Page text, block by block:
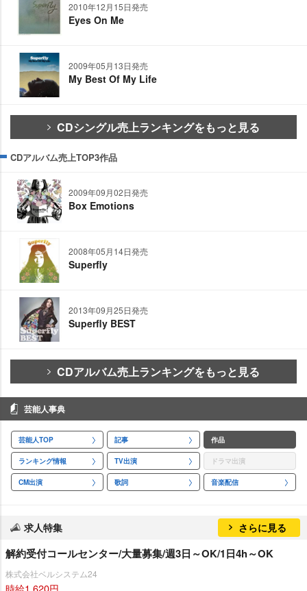
2010年12月15日発売
Eyes On Me
2009年05月13日発売
My Best Of My Life
CDシングル売上ランキングをもっと見る
CDアルバム売上TOP3作品
2009年09月02日発売
Box Emotions
2008年05月14日発売
Superfly
2013年09月25日発売
Superfly BEST
CDアルバム売上ランキングをもっと見る
芸能人事典
芸能人TOP 記事 作品
ランキング情報 TV出演 ドラマ出演
CM出演 歌詞 音楽配信
求人特集 さらに見る
解約受付コールセンター/大量募集/週3日～OK/1日4h～OK
株式会社ベルシステム24
時給1,620円